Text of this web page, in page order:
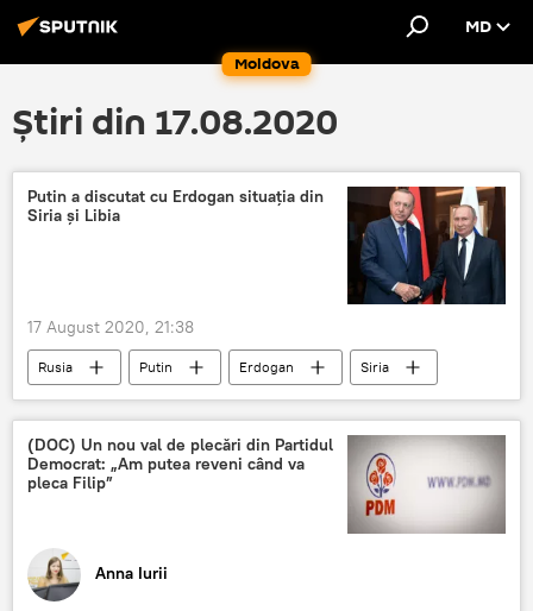
Moldova
MD
Știri din 17.08.2020
Putin a discutat cu Erdogan situația din
Siria și Libia
17 August 2020, 21:38
Rusia Putin Erdogan
Siria
Libia
(DOC) Un nou val de plecări din Partidul
Democrat: „Am putea reveni când va
pleca Filip”
Anna Iurii